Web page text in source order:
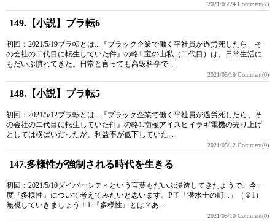
2021/05/24 Comment(7)
149.【小説】ブラ転6
初回：2021/5/19ブラ転とは...『ブラック企業で働く平社員が過労死したら、そ
の会社の二代目に転生していた件』の略1.宝の山私（二代目）は、日常生活に
もだいぶ慣れてきた。日常と言っても高級料亭で...
2021/05/19 Comment(0)
148.【小説】ブラ転5
初回：2021/5/12ブラ転とは...『ブラック企業で働く平社員が過労死したら、そ
の会社の二代目に転生していた件』の略1.南極アイスヒイラギ電機の売り上げ
としては横ばいだったが、利益率が低下していた...
2021/05/12 Comment(0)
147.多様性が強制される時代を生きる
初回：2021/5/10ダイバーシティという言葉もだいぶ浸透してきたようで、今一
度『多様性』について考えてみたいと思います。P子「潜水士の町...」（※1）
無視していきましょう！1.『多様性』とは？あ...
2021/05/10 Comment(0)